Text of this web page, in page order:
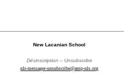
New Lacanian School
Désinscription – Unsubscribe
nls-messager-unsubscribe@amp-nls.org